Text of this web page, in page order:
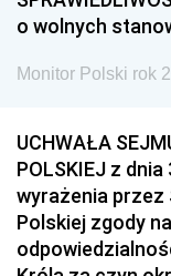
1954
1951
1939
1936
o wolnych
Monitor Polski rok
UCHWAŁA
POLSKIEJ z
wyrażenia
Polskiej zgody